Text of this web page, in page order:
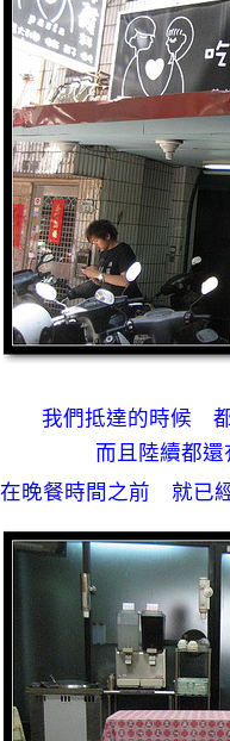
我們抵達的時候
而且陸續都
晚餐時間之前 就已